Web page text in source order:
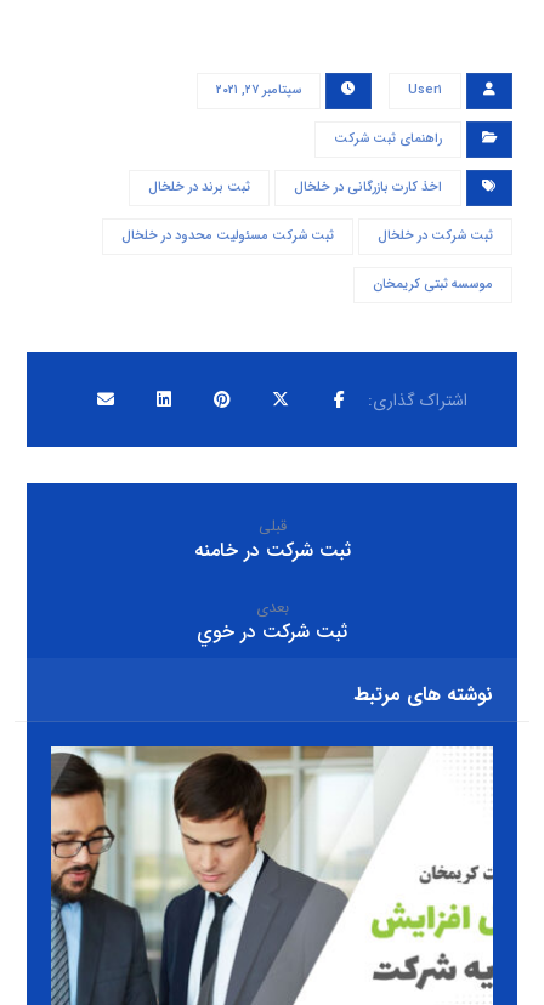
User۱ سپتامبر ۲۷, ۲۰۲۱
راهنمای ثبت شرکت
اخذ کارت بازرگانی در خلخال ثبت برند در خلخال
ثبت شرکت در خلخال ثبت شرکت مسئولیت محدود در خلخال
موسسه ثبتی کریمخان
قبلی
ثبت شرکت در خامنه
بعدی
ثبت شرکت در خوي
نوشته های مرتبط